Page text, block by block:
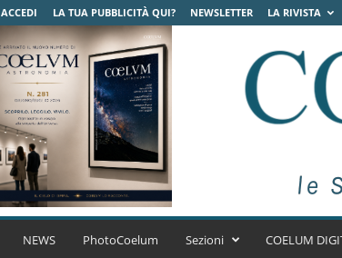
ACCEDI LA TUA PUBBLICITÀ QUI? NEWSLETTER LA RIVISTA
C
NEWS PhotoCoelum Sezioni COELUM